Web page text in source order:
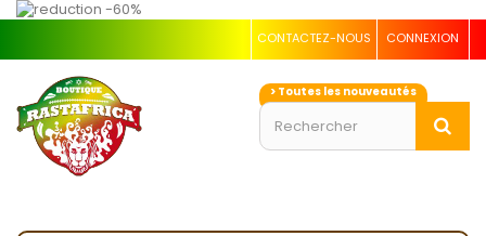
CONNEXION
CONTACTEZ-NOUS
> Toutes les nouveautés